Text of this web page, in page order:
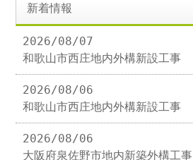
新着情報
2026/08/07
和歌山市西庄地内外構新設工事
2026/08/06
和歌山市西庄地内外構新設工事
2026/08/06
大阪府泉佐野市地内新築外構工事